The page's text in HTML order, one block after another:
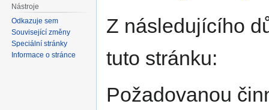
na
na
Z následujícího
tuto stránku:
Požadovanou
Nástroje
Odkazuje sem
Související změny
Speciální stránky
Informace o stránce